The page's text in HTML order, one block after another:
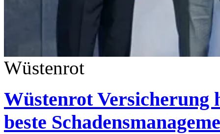
Wüstenrot
Wüstenrot Versicherung
beste